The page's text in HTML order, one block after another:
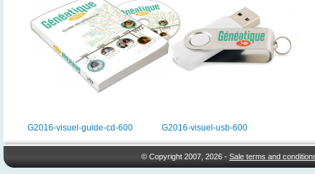
G2016-visuel-guide-cd-600 G2016-visuel-usb-600
© Copyright 2007, 2026 -Sale terms and